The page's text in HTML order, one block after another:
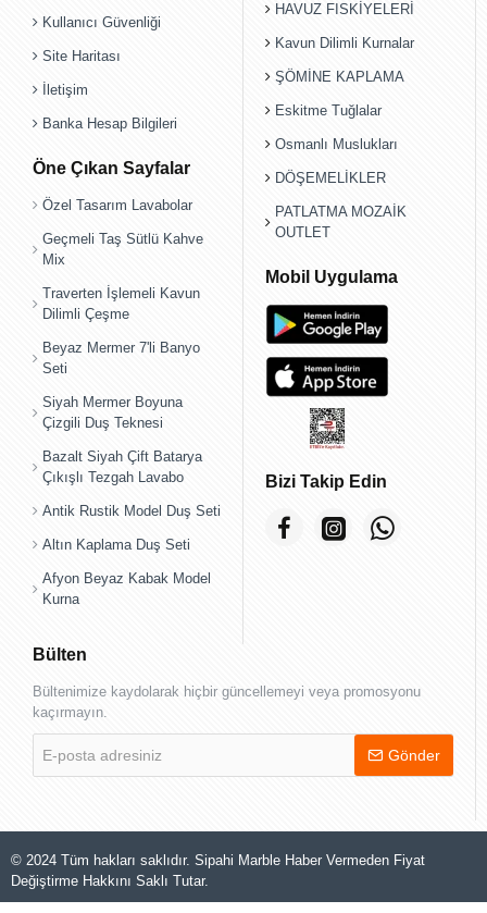
Kullanıcı Güvenliği
Site Haritası
İletişim
Banka Hesap Bilgileri
Öne Çıkan Sayfalar
Özel Tasarım Lavabolar
Geçmeli Taş Sütlü Kahve
Mix
Traverten İşlemeli Kavun
Dilimli Çeşme
Beyaz Mermer 7'li Banyo
Seti
Siyah Mermer Boyuna
Çizgili Duş Teknesi
Bazalt Siyah Çift Batarya
Çıkışlı Tezgah Lavabo
Antik Rustik Model Duş Seti
Altın Kaplama Duş Seti
Afyon Beyaz Kabak Model
Kurna
HAVUZ FISKİYELERİ
Kavun Dilimli Kurnalar
ŞÖMİNE KAPLAMA
Eskitme Tuğlalar
Osmanlı Muslukları
DÖŞEMELİKLER
PATLATMA MOZAİK
OUTLET
Mobil Uygulama
Bizi Takip Edin
Bülten
Bültenimize kaydolarak hiçbir güncellemeyi veya promosyonu
kaçırmayın.
posta
adresiniz
Gönder
© 2024 Tüm hakları saklıdır. Sipahi Marble Haber Vermeden Fiyat
Değiştirme Hakkını Saklı Tutar.